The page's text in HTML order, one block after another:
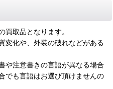
買取品となります。
変化や、外装の破れなどがある
や注意書きの言語が異なる場合
でも言語はお選び頂けませんの